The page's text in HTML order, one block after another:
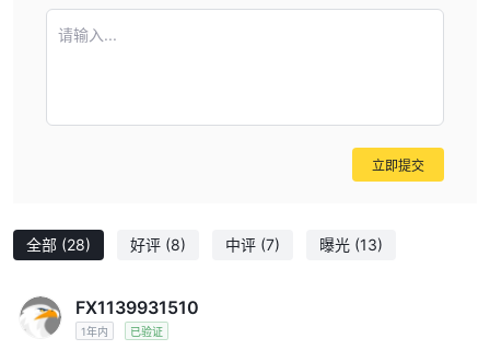
全部 (28) 好评 (8) 中评 (7) 曝光 (13)
FX1139931510
1年内 已验证
请输入...
立即提交